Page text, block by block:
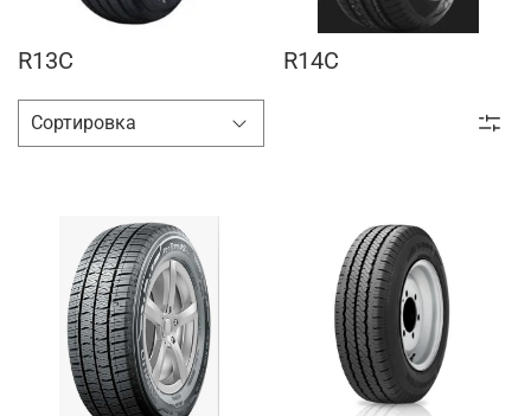
R13C R14C